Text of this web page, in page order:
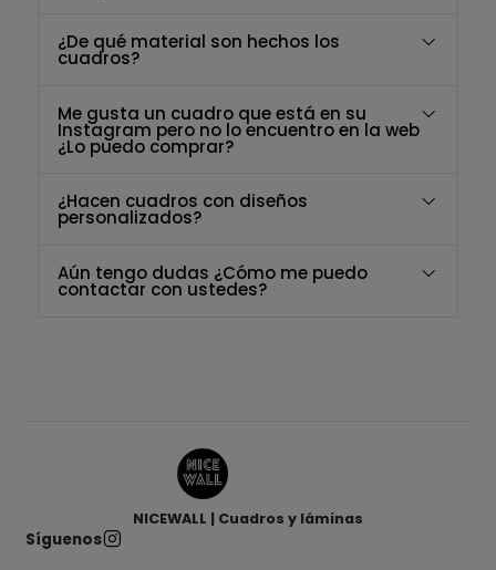
¿De qué material son hechos los
cuadros?
Me gusta un cuadro que está en su
Instagram pero no lo encuentro en la web
¿Lo puedo comprar?
¿Hacen cuadros con diseños
personalizados?
Aún tengo dudas ¿Cómo me puedo
contactar con ustedes?
NICEWALL | Cuadros y láminas
Síguenos